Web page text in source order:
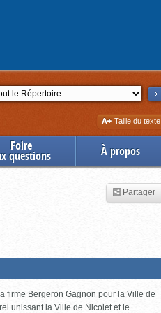
Augmenter
la
Taille du texte
Foire
questions À propos
Partager
firme Bergeron Gagnon pour la Ville de
unissant la Ville de Nicolet et le